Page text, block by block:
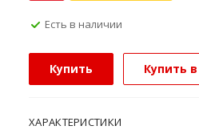
Есть в наличии
Купить Купить
ХАРАКТЕРИСТИКИ